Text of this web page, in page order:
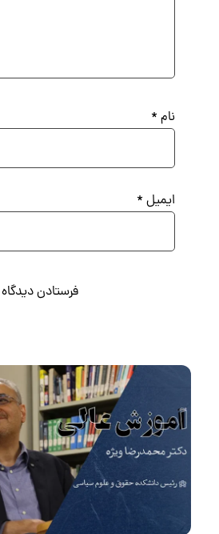
نام *
ایمیل *